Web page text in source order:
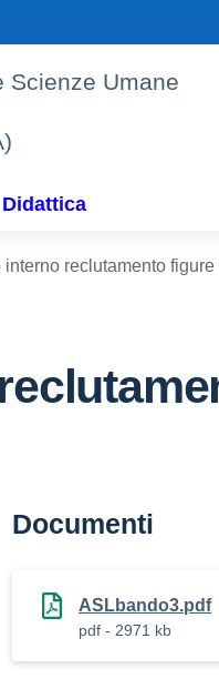
Scienze Umane
Didattica
interno reclutamento
Documenti
ASLbando3.pdf
pdf - 2971 kb